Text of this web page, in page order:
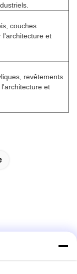
couches
l'architecture et
revêtements
et